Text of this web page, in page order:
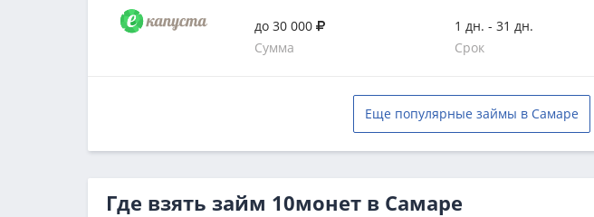
до 30 000
Сумма
1 дн. - 31 дн.
Срок
Еще популярные займы в Самаре
Где взять займ 10монет в Самаре